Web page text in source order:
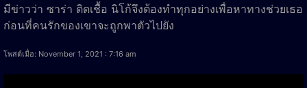
มีข่าวว่า ซาร่า ติดเชื้อ นิโก้จึงต้องทำทุกอย่างเพื่อหาทางช่วยเธอ
ก่อนที่คนรักของเขาจะถูกพาตัวไปยัง
โพสต์เมื่อ: November 1, 2021 : 7:16 am